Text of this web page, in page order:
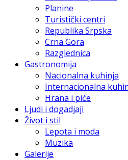
Planine
Turistički centri
Republika Srpska
Crna Gora
Razglednica
Gastronomija
Nacionalna kuhinja
Internacionalna
Hrana i piće
Ljudi i dogadjaji
Život i stil
Lepota i moda
Muzika
Galerije